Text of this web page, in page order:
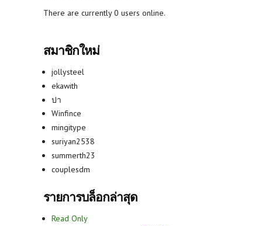
There are currently 0 users online.
สมาชิกใหม่
jollysteel
ekawith
ปา
Winfince
mingitype
suriyan2538
summerth23
couplesdm
รายการบล็อกล่าสุด
Read Only